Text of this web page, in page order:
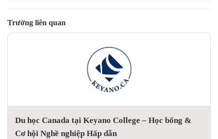
Trường liên quan
Du học Canada tại Keyano College – Học bổng &
Cơ hội Nghề nghiệp Hấp dẫn